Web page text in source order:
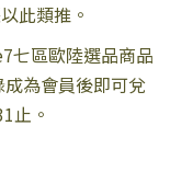
此類推。
七區歐陸選品商品
為會員後即可兌
止。